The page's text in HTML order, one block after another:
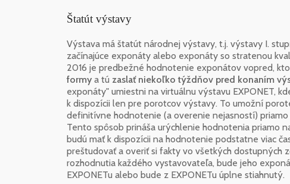
Štatút výstavy
Výstava má štatút národnej výstavy, t.j. výstavy I.
začínajúce exponáty alebo exponáty so stratenou
2016 je predbežné hodnotenie exponátov vopred,
formy a tú zaslať niekoľko týždňov pred konaním
exponáty" umiestni na virtuálnu výstavu EXPONET,
k dispozícii len pre porotcov výstavy. To umožní
definitívne hodnotenie (a overenie nejasností)
Tento spôsob prináša urýchlenie hodnotenia priamo
budú mať k dispozícii na hodnotenie podstatne viac
preštudovať a overiť si fakty vo všetkých dostupných
rozhodnutia každého vystavovateľa, bude jeho
EXPONETu alebo bude z EXPONETu úplne stiahnutý.